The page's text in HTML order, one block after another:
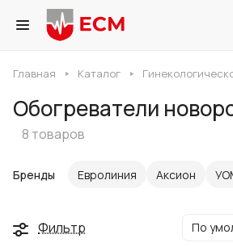
Главная Каталог
Обогреватели
8 товаров
Бренды Евролиния Аксион
Фильтр